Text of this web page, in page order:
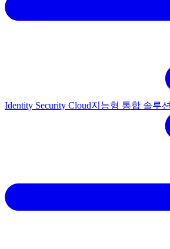
Identity Security Cloud지능형 통합 솔루션